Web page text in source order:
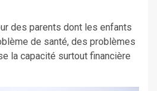
des parents dont les enfants
de santé, des problèmes
la capacité surtout financière